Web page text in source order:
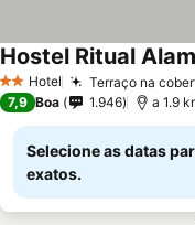
2 Estrelas
Hotel Terraço na
Hostel Ritual
7,9 Boa 1.946 a 1.9
Selecione as datas
exatos.